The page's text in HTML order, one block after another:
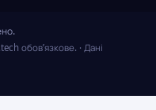
обов’язкове. · Дані